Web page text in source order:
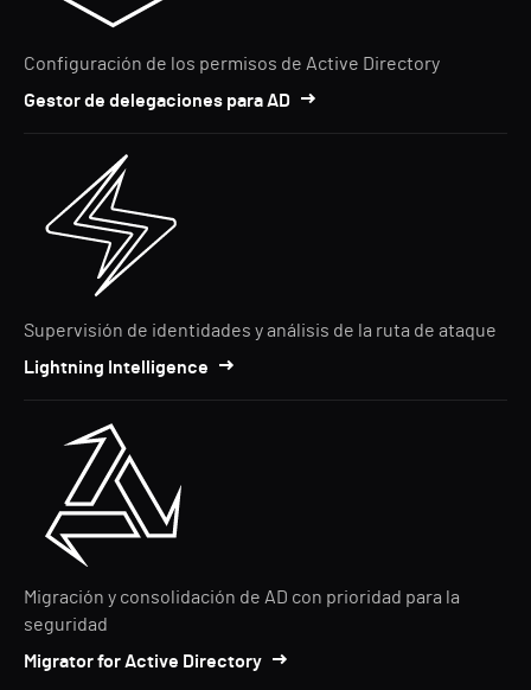
Configuración de los permisos de Active Directory
Gestor de delegaciones para AD
Supervisión de identidades y análisis de la ruta de ataque
Lightning Intelligence
Migración y consolidación de AD con prioridad para la
seguridad
Migrator for Active Directory